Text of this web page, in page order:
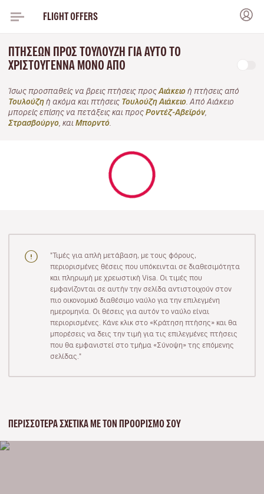
FLIGHT OFFERS
ΠΤΉΣΕΩΝ ΠΡΟΣ ΤΟΥΛΟΎΖΗ ΓΙΑ ΑΥΤΌ ΤΟ
ΧΡΙΣΤΟΎΓΕΝΝΑ ΜΌΝΟ ΑΠΌ
Ίσως προσπαθείς να βρεις πτήσεις προς Αιάκειο ή πτήσεις από
Τουλούζη ή ακόμα και πτήσεις Τουλούζη Αιάκειο . Από Αιάκειο
μπορείς επίσης να πετάξεις και προς Ροντέζ-Αβεϊρόν,
Στρασβούργο , και Μπορντό
"Τιμές για απλή μετάβαση, με τους φόρους,
περιορισμένες θέσεις που υπόκεινται σε διαθεσιμότητα
και πληρωμή με χρεωστική Visa. Οι τιμές που
εμφανίζονται σε αυτήν την σελίδα αντιστοιχούν στον
πιο οικονομικό διαθέσιμο ναύλο για την επιλεγμένη
ημερομηνία. Οι θέσεις για αυτόν το ναύλο είναι
περιορισμένες. Κάνε κλικ στο «Κράτηση πτήσης» και θα
μπορέσεις να δεις την τιμή για τις επιλεγμένες πτήσεις
που θα εμφανιστεί στο τμήμα «Σύνοψη» της επόμενης
σελίδας."
ΠΕΡΙΣΣΌΤΕΡΑ ΣΧΕΤΙΚΆ ΜΕ ΤΟΝ ΠΡΟΟΡΙΣΜΌ ΣΟΥ